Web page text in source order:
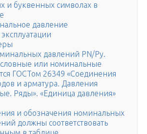
и буквенных символах в
давление
эксплуатации
давлений PN/Ру.
или номинальные
ГОСТом 26349 «Соединения
и арматура. Давления
Ряды». «Единица давления»
и обозначения номинальных
должны соответствовать